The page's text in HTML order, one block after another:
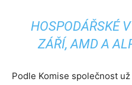
HOSPODÁŘSKÉ
ZÁŘÍ, AMD A
Podle Komise společnost